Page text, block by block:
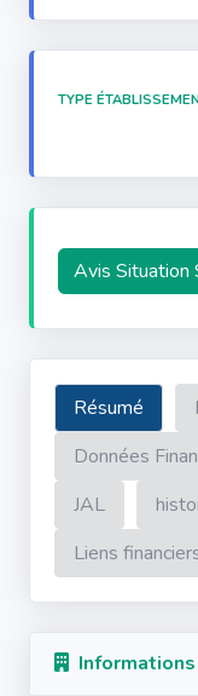
TYPE
Avis Situation
Résumé
Données
JAL
Liens